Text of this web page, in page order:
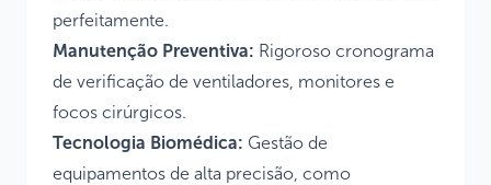
perfeitamente.
Manutenção Preventiva: Rigoroso cronograma
de verificação de ventiladores, monitores e
focos cirúrgicos.
Tecnologia Biomédica: Gestão de
equipamentos de alta precisão, como